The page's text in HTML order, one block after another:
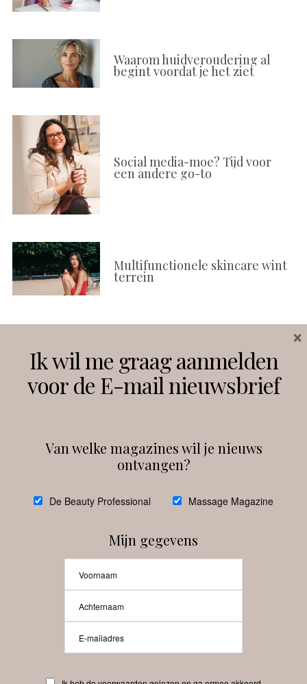
Waarom huidveroudering al
begint voordat je het ziet
Social media-moe? Tijd voor
een andere go-to
Multifunctionele skincare wint
terrein
Instagram Facebook
debeautyprofessional
Beauty-Pro.nl
Ik wil me graag aanmelden
voor de E-mail nieuwsbrief
Van welke magazines wil je nieuws
ontvangen?
De Beauty Professional Massage Magazine
Mijn gegevens
×